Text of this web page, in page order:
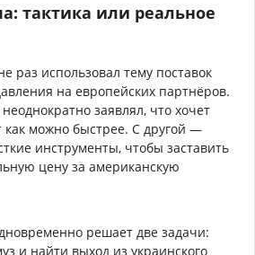
тактика или реальное
раз использовал тему поставок
на европейских партнёров.
заявлял, что хочет
как можно быстрее. С другой —
инструменты, чтобы заставить
цену за американскую
решает две задачи:
и найти выход из украинского